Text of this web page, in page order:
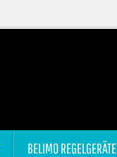
BELIMO REGELGERÄTE